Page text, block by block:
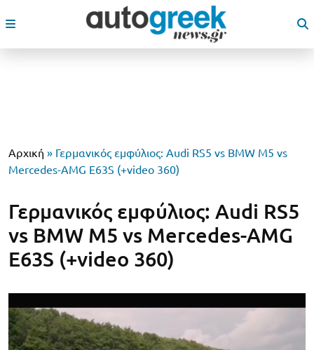
Αρχική » Γερμανικός εμφύλιος: Audi RS5 vs BMW M5 vs
Mercedes-AMG E63S (+video 360)
Γερμανικός εμφύλιος: Audi RS5
vs BMW M5 vs Mercedes-AMG
E63S (+video 360)